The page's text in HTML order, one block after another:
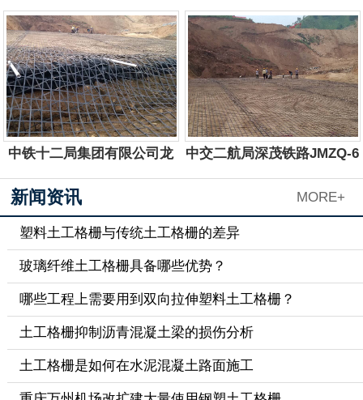
能工程项目
服务电话：13884757577
格栅应用
服务电话：13884757577
中铁十二局集团有限公司龙
岩夏蓉高速公路
服务电话：
中交二航局深茂铁路JMZQ-6
标工程项目部
13884757577
新闻资讯 MORE+
塑料土工格栅与传统土工格栅的差异
玻璃纤维土工格栅具备哪些优势？
哪些工程上需要用到双向拉伸塑料土工格栅？
土工格栅抑制沥青混凝土梁的损伤分析
土工格栅是如何在水泥混凝土路面施工